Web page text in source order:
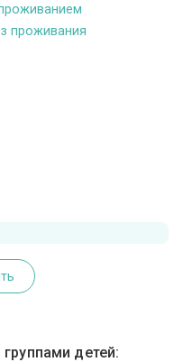
проживания
детей: